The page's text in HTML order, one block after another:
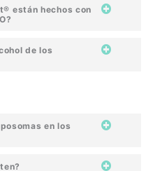
están hechos con
de los
en los